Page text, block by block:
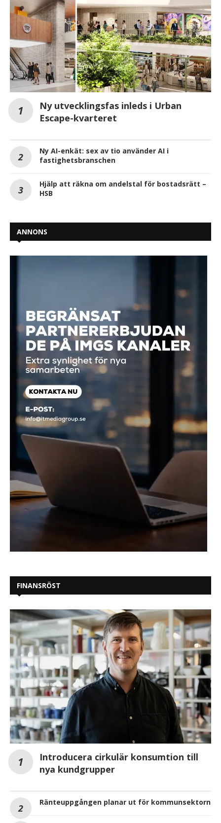
Ny utvecklingsfas inleds i Urban
Escape-kvarteret
Ny AI-enkät: sex av tio använder AI i
fastighetsbranschen
Hjälp att räkna om andelstal för bostadsrätt –
HSB
ANNONS
FINANSRÖST
Introducera cirkulär konsumtion till
nya kundgrupper
Ränteuppgången planar ut för kommunsektorn